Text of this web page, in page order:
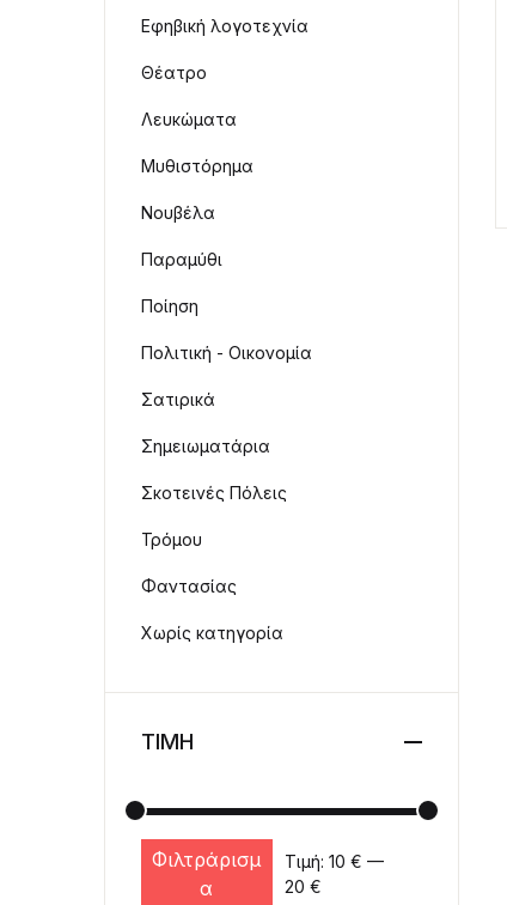
Εφηβική λογοτεχνία
Θέατρο
Λευκώματα
Μυθιστόρημα
Νουβέλα
Παραμύθι
Ποίηση
Πολιτική - Οικονομία
Σατιρικά
Σημειωματάρια
Σκοτεινές Πόλεις
Τρόμου
Φαντασίας
Χωρίς κατηγορία
ΤΙΜΗ
Ελάχιστη τιμή
Μέγιστη τιμή
Φιλτράρισμ
α
Τιμή: 10 € —
20 €